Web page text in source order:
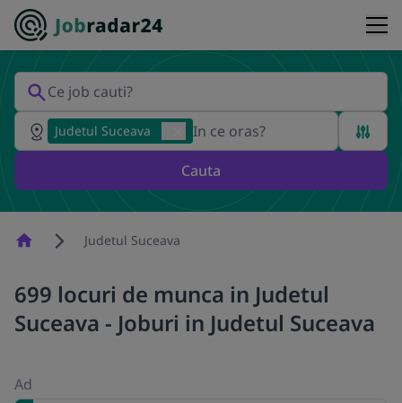
Judetul Suceava
Cauta
HomepageJudetul Suceava
699 locuri de munca in Judetul
Suceava - Joburi in Judetul Suceava
Ad